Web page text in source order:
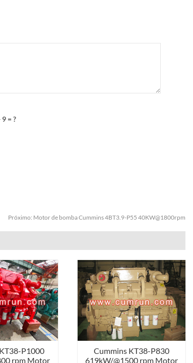
9 = ?
Próximo: Motor de bomba Cummins 4BT3.9-P55 40KW@1800rpm
P1000
rpm Motor
Cummins KT38-P830
619kW/@1500 rpm Motor